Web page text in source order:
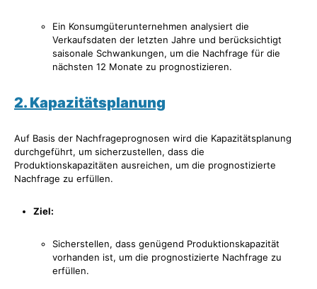
Ein Konsumgüterunternehmen analysiert die
Verkaufsdaten der letzten Jahre und berücksichtigt
saisonale Schwankungen, um die Nachfrage für die
nächsten 12 Monate zu prognostizieren.
2. Kapazitätsplanung
Auf Basis der Nachfrageprognosen wird die Kapazitätsplanung
durchgeführt, um sicherzustellen, dass die
Produktionskapazitäten ausreichen, um die prognostizierte
Nachfrage zu erfüllen.
Ziel:
Sicherstellen, dass genügend Produktionskapazität
vorhanden ist, um die prognostizierte Nachfrage zu
erfüllen.